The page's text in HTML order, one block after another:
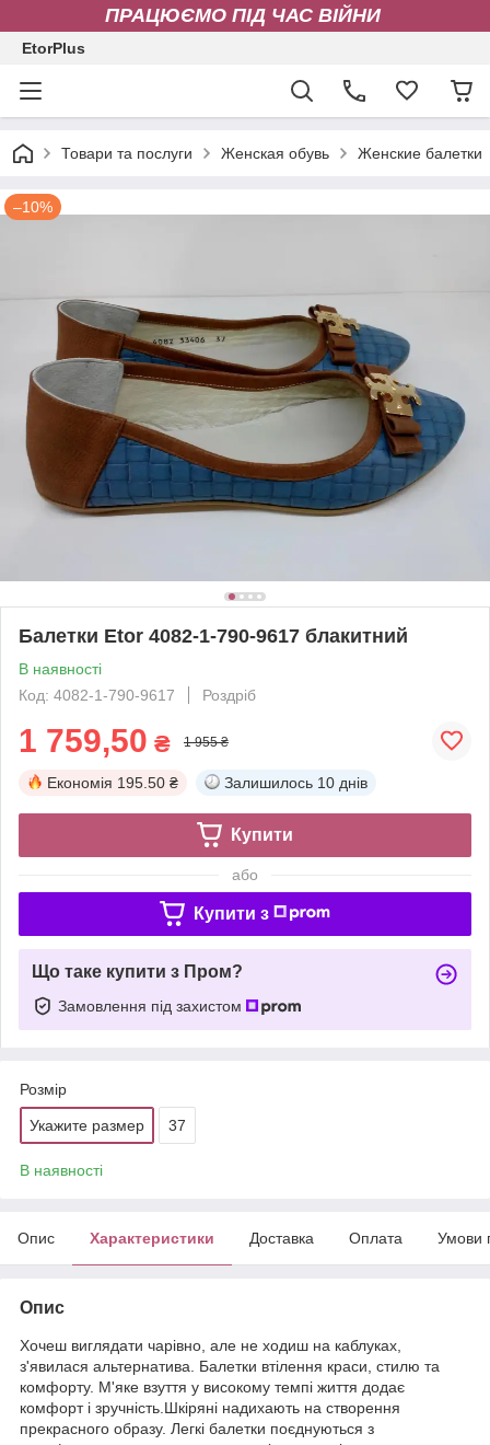
ПРАЦЮЄМО ПІД ЧАС ВІЙНИ
EtorPlus
Товари та послуги Женская обувь Женские балетки
–10%
Балетки Etor 4082-1-790-9617 блакитний
В наявності
Код: 4082-1-790-9617
Роздріб
1 759,50 ₴ 1 955 ₴
Економія 195.50 ₴ Залишилось 10 днів
Купити
або
Купити з
Що таке купити з Пром?
Замовлення під захистом
Розмір
Укажите размер 37
В наявності
Опис Характеристики Доставка Оплата Умови
Опис
Хочеш виглядати чарівно, але не ходиш на каблуках,
з'явилася альтернатива. Балетки втілення краси, стилю та
комфорту. М'яке взуття у високому темпі життя додає
комфорт і зручність.Шкіряні надихають на створення
прекрасного образу. Легкі балетки поєднуються з